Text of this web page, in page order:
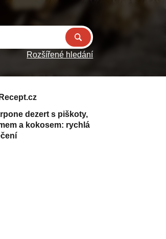
Rozšířené hledání
dezert s piškoty,
a kokosem: rychlá